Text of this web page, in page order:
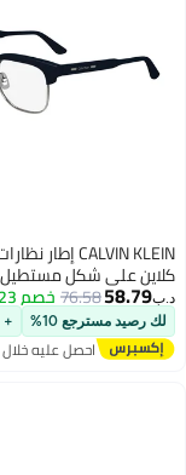
CALVIN KLEIN إطار نظارات كالفن
مستطيل
خصم 23%
10%
+ 1
عليه خلال13